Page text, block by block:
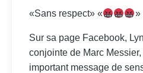
«Sans respect» « »
Sur sa page Facebook,
conjointe de Marc
important message de